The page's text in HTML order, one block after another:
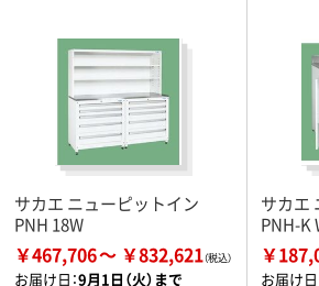
サカエ ニューピットイン
PNH 18W
￥467,706 ￥832,621
お届け日：9月1日（火）まで
サカエ
PNH-K
￥
お届け日